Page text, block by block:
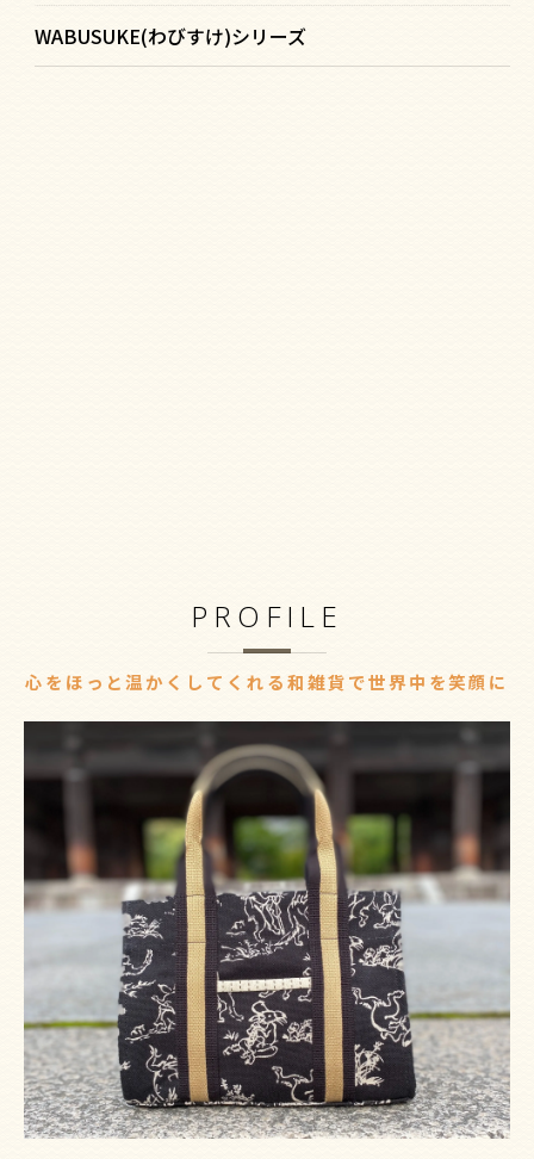
WABUSUKE(わびすけ)シリーズ
心をほっと温かくしてくれる和雑貨で世界中を笑顔に
PROFILE